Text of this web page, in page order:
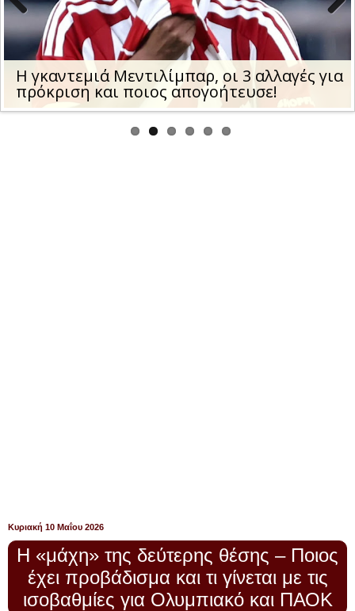
Η μέρα και η ώρα της ρεβάνς του
Ολυμπιακού με τη Ναϊμέγκεν
us
Κυριακή 10 Μαΐου 2026
Η «μάχη» της δεύτερης θέσης – Ποιος
έχει προβάδισμα και τι γίνεται με τις
ισοβαθμίες για Ολυμπιακό και ΠΑΟΚ